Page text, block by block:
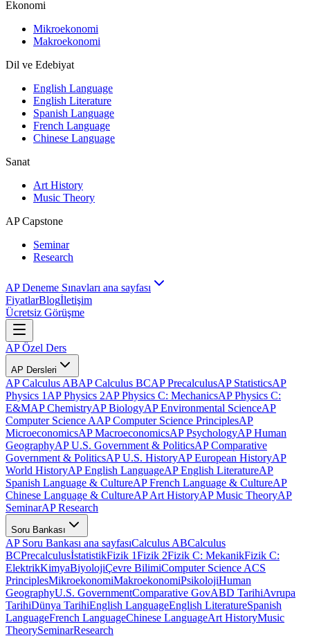
Ekonomi
Mikroekonomi
Makroekonomi
Dil ve Edebiyat
English Language
English Literature
Spanish Language
French Language
Chinese Language
Sanat
Art History
Music Theory
AP Capstone
Seminar
Research
AP Deneme Sınavları ana sayfası
FiyatlarBlogİletişim
Ücretsiz Görüşme
AP Özel Ders
AP Dersleri
AP Calculus ABAP Calculus BCAP PrecalculusAP StatisticsAP
Physics 1 AP Physics 2AP Physics C: MechanicsAP Physics C:
E&MAP ChemistryAP BiologyAP Environmental ScienceAP
Computer Science AAP Computer Science PrinciplesAP
MicroeconomicsAP MacroeconomicsAP PsychologyAP Human
GeographyAP U.S. Government & PoliticsAP Comparative
Government & PoliticsAP U.S. HistoryAP European HistoryAP
World HistoryAP English LanguageAP English LiteratureAP
Spanish Language & CultureAP French Language & CultureAP
Chinese Language & CultureAP Art HistoryAP Music TheoryAP
SeminarAP Research
Soru Bankası
AP Soru Bankası ana sayfasıCalculus ABCalculus
BCPrecalculusİstatistikFizik 1Fizik 2Fizik C: MekanikFizik C:
ElektrikKimyaBiyolojiÇevre BilimiComputer Science ACS
PrinciplesMikroekonomiMakroekonomiPsikolojiHuman
GeographyU.S. GovernmentComparative GovABD TarihiAvrupa
TarihiDünya TarihiEnglish LanguageEnglish LiteratureSpanish
LanguageFrench LanguageChinese LanguageArt HistoryMusic
TheorySeminarResearch